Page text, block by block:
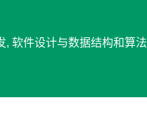
, 软件设计与数据结构和算法